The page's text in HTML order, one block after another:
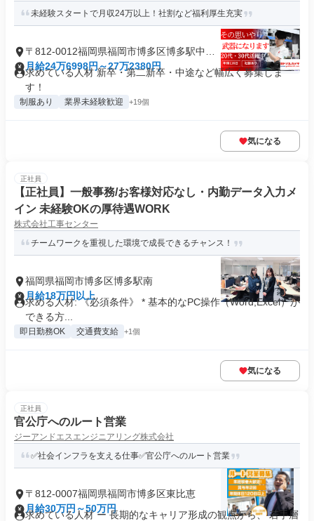
未経験スタートで月収24万以上！社割など福利厚生充実
〒812-0012福岡県福岡市博多区博多駅中央
街
月給24万6998円～27万2380円
求めている人材 新卒・第二新卒・中途など幅広く募集しま
す！
制服あり 業界未経験歓迎 +19個
気になる
正社員
【正社員】一般事務/お客様対応なし・内勤データ入力メ
イン 未経験OKの厚待遇WORK
株式会社工事センター
チームワークを重視した環境で成長できるチャンス！
福岡県福岡市博多区博多駅南
月給18万円以上
求める人材: 《必須条件》 * 基本的なPC操作（Word,Excel）が
できる方...
即日勤務OK 交通費支給 +1個
気になる
正社員
官公庁へのルート営業
ジーアンドエスエンジニアリング株式会社
✅社会インフラを支える仕事✅官公庁へのルート営業
〒812-0007福岡県福岡市博多区東比恵
月給30万円～50万円
求めている人材 ー 長期的なキャリア形成の観点から、 若手層